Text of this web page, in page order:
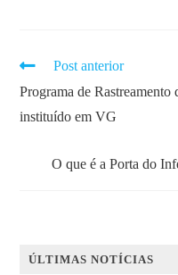
Post anterior
Programa de
instituído em VG
O que é a Porta do
ÚLTIMAS NOTÍCIAS